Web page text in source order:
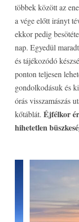
többek között az
a vége előtt irányt
ekkor pedig
nap. Egyedül
és tájékozódó
ponton teljesen
gondolkodásuk és
órás visszamászás
kőtáblát. Éjfélkor
hihetetlen